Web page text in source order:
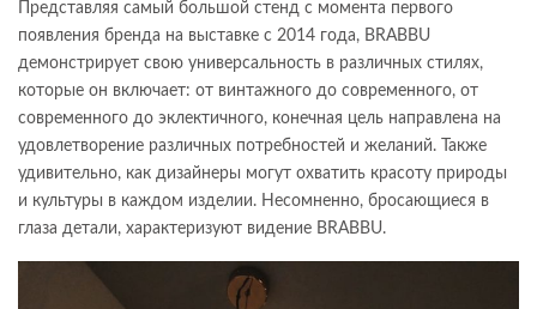
Представляя самый большой стенд с момента первого
появления бренда на выставке с 2014 года, BRABBU
демонстрирует свою универсальность в различных стилях,
которые он включает: от винтажного до современного, от
современного до эклектичного, конечная цель направлена на
удовлетворение различных потребностей и желаний. Также
удивительно, как дизайнеры могут охватить красоту природы
и культуры в каждом изделии. Несомненно, бросающиеся в
глаза детали, характеризуют видение BRABBU.